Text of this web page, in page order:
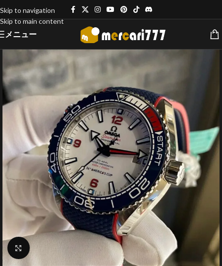
Skip to navigation
Skip to main content
メニュー
クリックで拡大